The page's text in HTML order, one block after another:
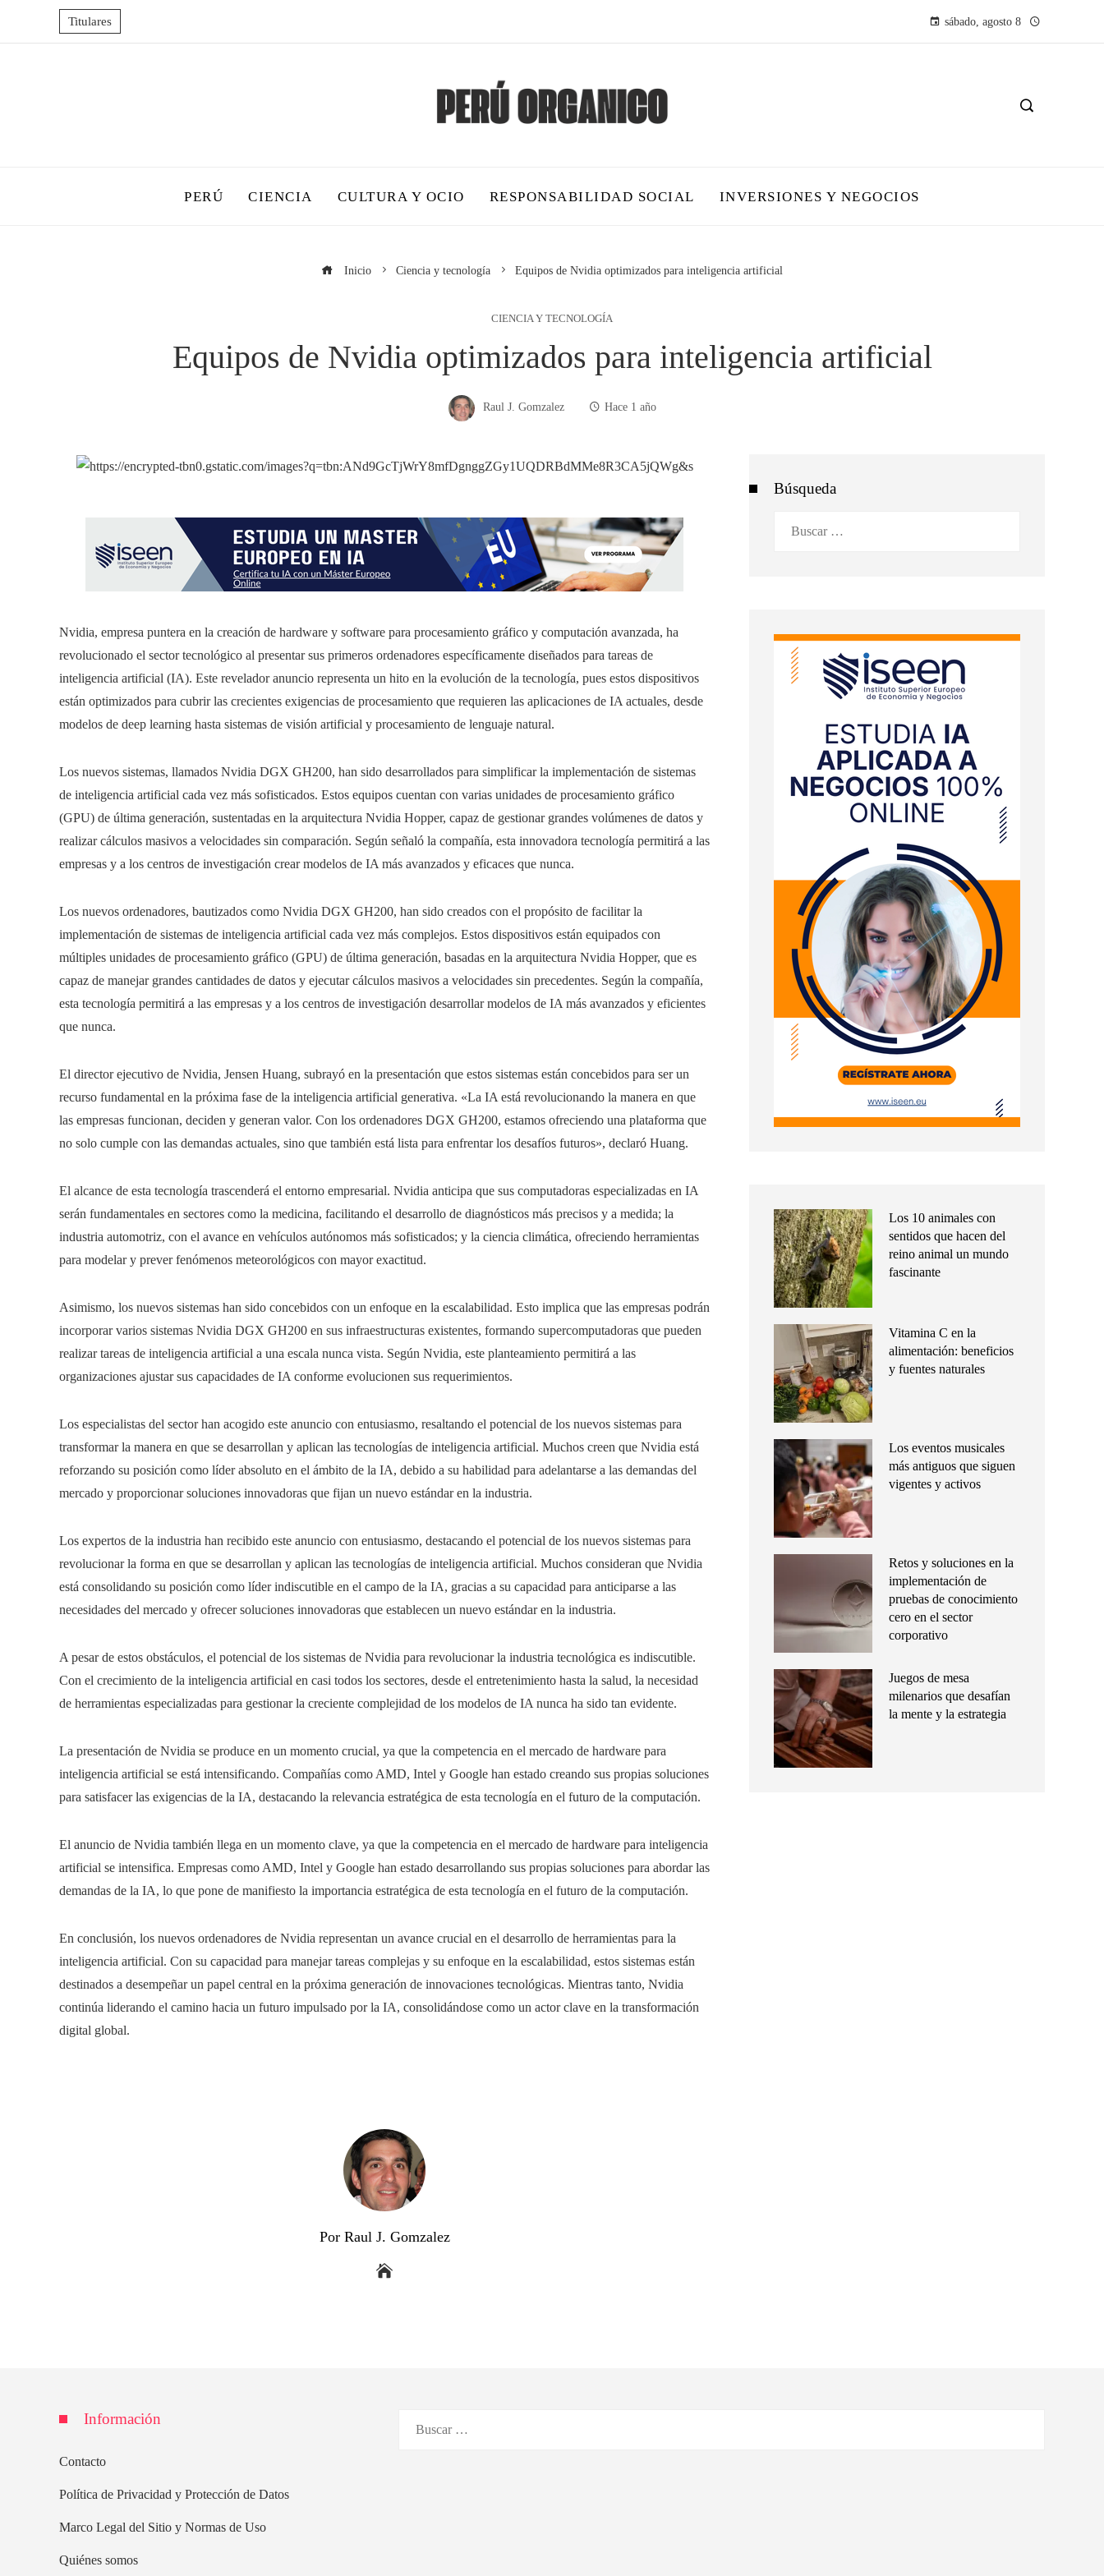
Titulares sábado, agosto 8
PERÚ CIENCIA CULTURA Y OCIO RESPONSABILIDAD SOCIAL INVERSIONES Y NEGOCIOS
Inicio Ciencia y tecnología Equipos de Nvidia optimizados para inteligencia artificial
CIENCIA Y TECNOLOGÍA
Equipos de Nvidia optimizados para inteligencia artificial
Raul J. Gomzalez Hace 1 año
Nvidia, empresa puntera en la creación de hardware y software para procesamiento gráfico y computación avanzada, ha
revolucionado el sector tecnológico al presentar sus primeros ordenadores específicamente diseñados para tareas de
inteligencia artificial (IA). Este revelador anuncio representa un hito en la evolución de la tecnología, pues estos dispositivos
están optimizados para cubrir las crecientes exigencias de procesamiento que requieren las aplicaciones de IA actuales, desde
modelos de deep learning hasta sistemas de visión artificial y procesamiento de lenguaje natural.
Los nuevos sistemas, llamados Nvidia DGX GH200, han sido desarrollados para simplificar la implementación de sistemas
de inteligencia artificial cada vez más sofisticados. Estos equipos cuentan con varias unidades de procesamiento gráfico
(GPU) de última generación, sustentadas en la arquitectura Nvidia Hopper, capaz de gestionar grandes volúmenes de datos y
realizar cálculos masivos a velocidades sin comparación. Según señaló la compañía, esta innovadora tecnología permitirá a las
empresas y a los centros de investigación crear modelos de IA más avanzados y eficaces que nunca.
Los nuevos ordenadores, bautizados como Nvidia DGX GH200, han sido creados con el propósito de facilitar la
implementación de sistemas de inteligencia artificial cada vez más complejos. Estos dispositivos están equipados con
múltiples unidades de procesamiento gráfico (GPU) de última generación, basadas en la arquitectura Nvidia Hopper, que es
capaz de manejar grandes cantidades de datos y ejecutar cálculos masivos a velocidades sin precedentes. Según la compañía,
esta tecnología permitirá a las empresas y a los centros de investigación desarrollar modelos de IA más avanzados y eficientes
que nunca.
El director ejecutivo de Nvidia, Jensen Huang, subrayó en la presentación que estos sistemas están concebidos para ser un
recurso fundamental en la próxima fase de la inteligencia artificial generativa. «La IA está revolucionando la manera en que
las empresas funcionan, deciden y generan valor. Con los ordenadores DGX GH200, estamos ofreciendo una plataforma que
no solo cumple con las demandas actuales, sino que también está lista para enfrentar los desafíos futuros», declaró Huang.
El alcance de esta tecnología trascenderá el entorno empresarial. Nvidia anticipa que sus computadoras especializadas en IA
serán fundamentales en sectores como la medicina, facilitando el desarrollo de diagnósticos más precisos y a medida; la
industria automotriz, con el avance en vehículos autónomos más sofisticados; y la ciencia climática, ofreciendo herramientas
para modelar y prever fenómenos meteorológicos con mayor exactitud.
Asimismo, los nuevos sistemas han sido concebidos con un enfoque en la escalabilidad. Esto implica que las empresas podrán
incorporar varios sistemas Nvidia DGX GH200 en sus infraestructuras existentes, formando supercomputadoras que pueden
realizar tareas de inteligencia artificial a una escala nunca vista. Según Nvidia, este planteamiento permitirá a las
organizaciones ajustar sus capacidades de IA conforme evolucionen sus requerimientos.
Los especialistas del sector han acogido este anuncio con entusiasmo, resaltando el potencial de los nuevos sistemas para
transformar la manera en que se desarrollan y aplican las tecnologías de inteligencia artificial. Muchos creen que Nvidia está
reforzando su posición como líder absoluto en el ámbito de la IA, debido a su habilidad para adelantarse a las demandas del
mercado y proporcionar soluciones innovadoras que fijan un nuevo estándar en la industria.
Los expertos de la industria han recibido este anuncio con entusiasmo, destacando el potencial de los nuevos sistemas para
revolucionar la forma en que se desarrollan y aplican las tecnologías de inteligencia artificial. Muchos consideran que Nvidia
está consolidando su posición como líder indiscutible en el campo de la IA, gracias a su capacidad para anticiparse a las
necesidades del mercado y ofrecer soluciones innovadoras que establecen un nuevo estándar en la industria.
A pesar de estos obstáculos, el potencial de los sistemas de Nvidia para revolucionar la industria tecnológica es indiscutible.
Con el crecimiento de la inteligencia artificial en casi todos los sectores, desde el entretenimiento hasta la salud, la necesidad
de herramientas especializadas para gestionar la creciente complejidad de los modelos de IA nunca ha sido tan evidente.
La presentación de Nvidia se produce en un momento crucial, ya que la competencia en el mercado de hardware para
inteligencia artificial se está intensificando. Compañías como AMD, Intel y Google han estado creando sus propias soluciones
para satisfacer las exigencias de la IA, destacando la relevancia estratégica de esta tecnología en el futuro de la computación.
El anuncio de Nvidia también llega en un momento clave, ya que la competencia en el mercado de hardware para inteligencia
artificial se intensifica. Empresas como AMD, Intel y Google han estado desarrollando sus propias soluciones para abordar las
demandas de la IA, lo que pone de manifiesto la importancia estratégica de esta tecnología en el futuro de la computación.
En conclusión, los nuevos ordenadores de Nvidia representan un avance crucial en el desarrollo de herramientas para la
inteligencia artificial. Con su capacidad para manejar tareas complejas y su enfoque en la escalabilidad, estos sistemas están
destinados a desempeñar un papel central en la próxima generación de innovaciones tecnológicas. Mientras tanto, Nvidia
continúa liderando el camino hacia un futuro impulsado por la IA, consolidándose como un actor clave en la transformación
digital global.
Por Raul J. Gomzalez
Búsqueda
Los 10 animales con
sentidos que hacen del
reino animal un mundo
fascinante
Vitamina C en la
alimentación: beneficios
y fuentes naturales
Los eventos musicales
más antiguos que siguen
vigentes y activos
Retos y soluciones en la
implementación de
pruebas de conocimiento
cero en el sector
corporativo
Juegos de mesa
milenarios que desafían
la mente y la estrategia
Información
Contacto
Política de Privacidad y Protección de Datos
Marco Legal del Sitio y Normas de Uso
Quiénes somos